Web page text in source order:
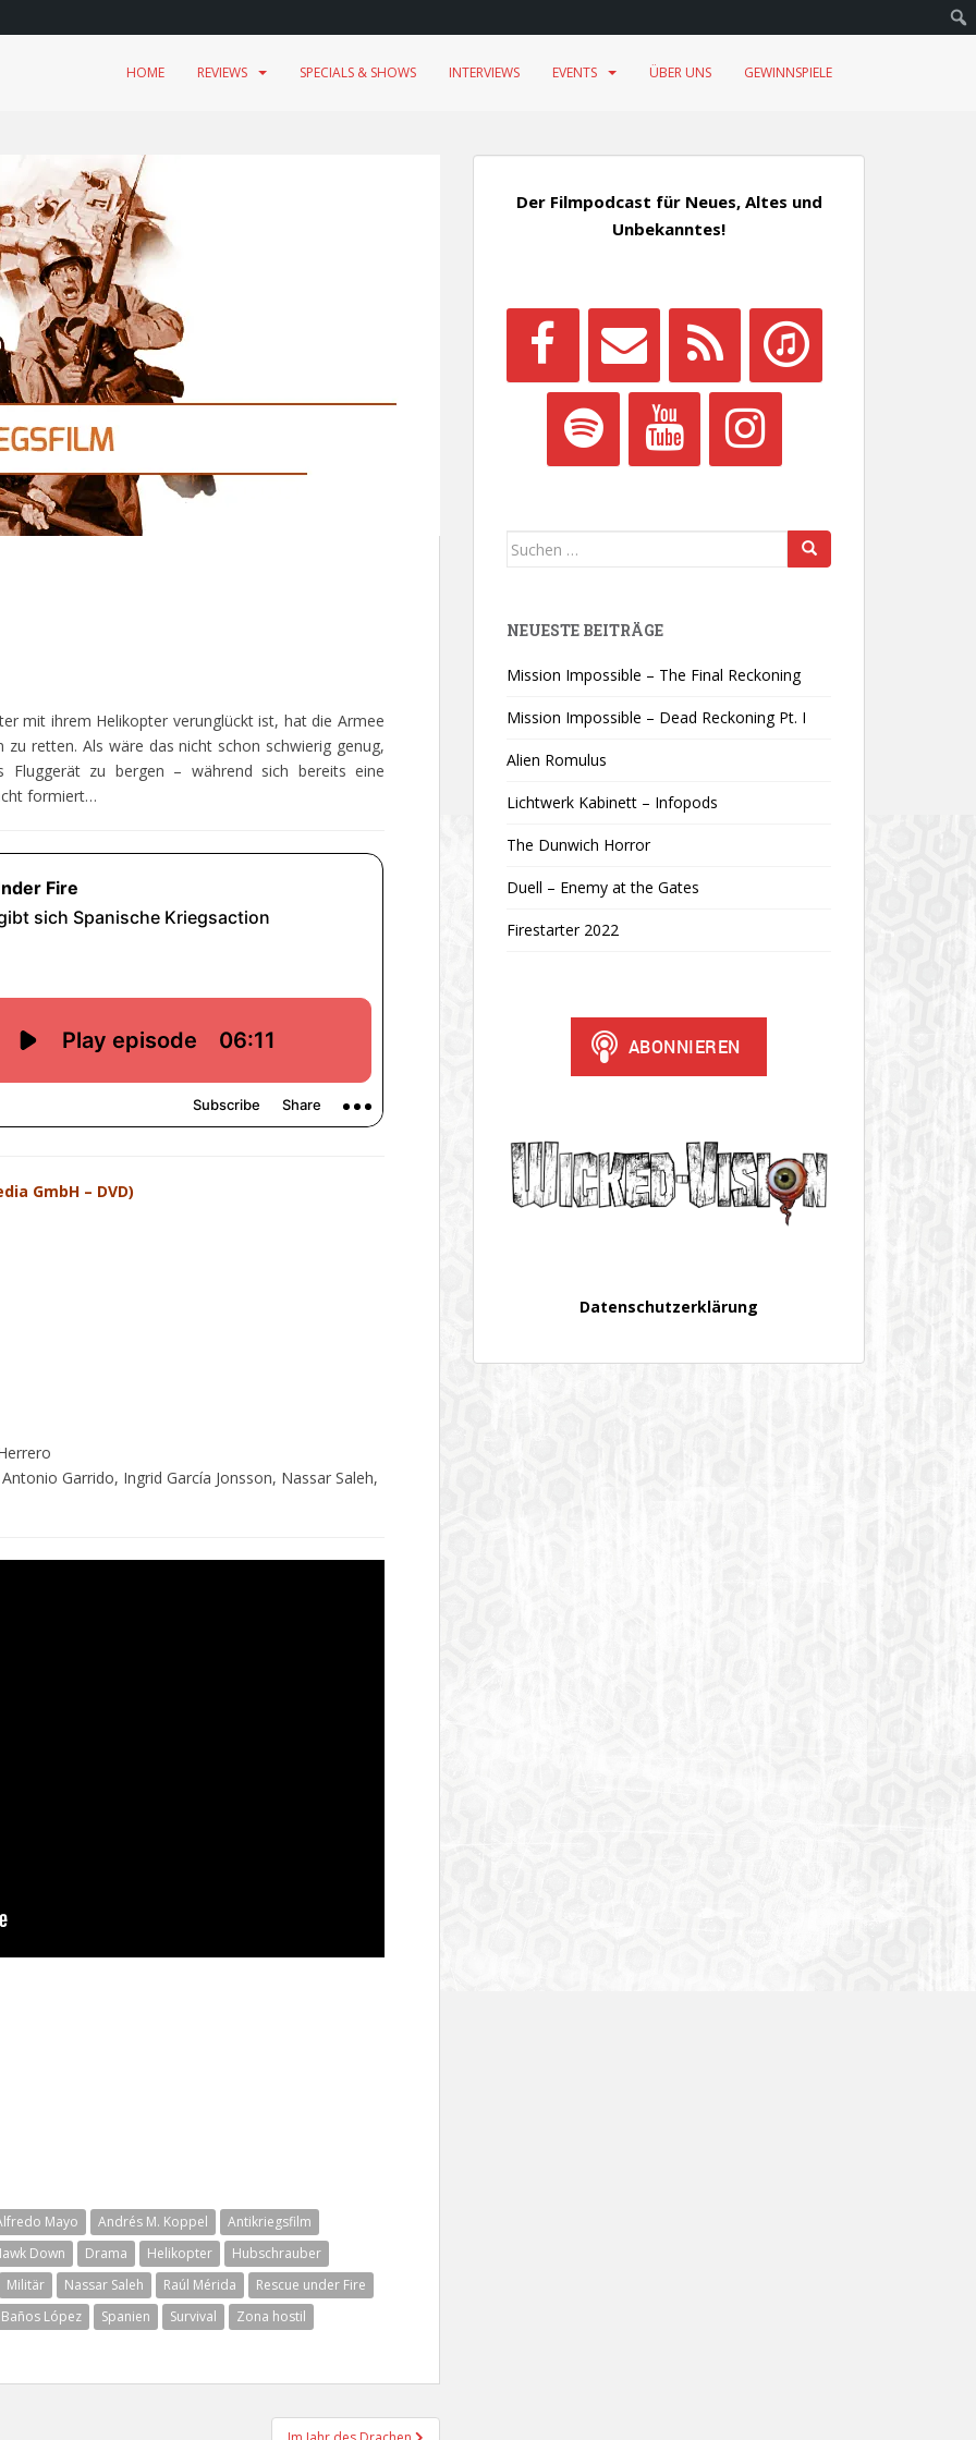
HOME REVIEWS SPECIALS & SHOWS INTERVIEWS EVENTS ÜBER UNS GEWINNSPIELE
mit ihrem Helikopter verunglückt ist, hat die Armee
retten. Als wäre das nicht schon schwierig genug,
zu bergen – während sich bereits eine
formiert…
GmbH – DVD)
Garrido, Ingrid García Jonsson, Nassar Saleh,
Mayo Andrés M. Koppel
Antikriegsfilm
Down Drama Helikopter
Hubschrauber
Militär Nassar Saleh Raúl Mérida
Rescue under Fire
López Spanien Survival Zona hostil
Der Filmpodcast für Neues, Altes und
Unbekanntes!
Suchen
NEUESTE BEITRÄGE
Mission Impossible – The Final Reckoning
Mission Impossible – Dead Reckoning Pt. I
Alien Romulus
Lichtwerk Kabinett – Infopods
The Dunwich Horror
Duell – Enemy at the Gates
Firestarter 2022
Datenschutzerklärung